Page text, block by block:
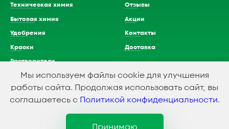
Техническая химия
Бытовая химия
Удобрения
Краски
Растворители
Кислоты
Отзывы
Акции
Контакты
Доставка
1994-2023 © ООО Химэкспресс
Политика конфидициальности
Мы используем файлы cookie для улучшения
работы сайта. Продолжая использовать сайт, вы
соглашаетесь с Политикой конфиденциальности.
Принимаю